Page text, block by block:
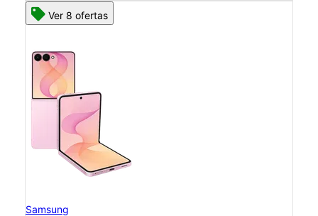
Ver 8 ofertas
Samsung